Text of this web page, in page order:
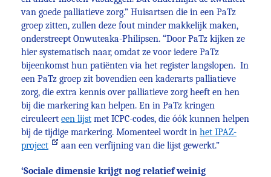
van goede palliatieve zorg.” Huisartsen die in een PaTz
groep zitten, zullen deze fout minder makkelijk maken,
onderstreept Onwuteaka-Philipsen. “Door PaTz kijken ze
hier systematisch naar, omdat ze voor iedere PaTz
bijeenkomst hun patiënten via het register langslopen. In
een PaTz groep zit bovendien een kaderarts palliatieve
zorg, die extra kennis over palliatieve zorg heeft en hen
bij die markering kan helpen. En in PaTz kringen
circuleert een lijst met ICPC-codes, die óók kunnen helpen
bij de tijdige markering. Momenteel wordt in het IPAZ-
project
aan een verfijning van die lijst gewerkt.”
‘Sociale dimensie krijgt nog relatief weinig